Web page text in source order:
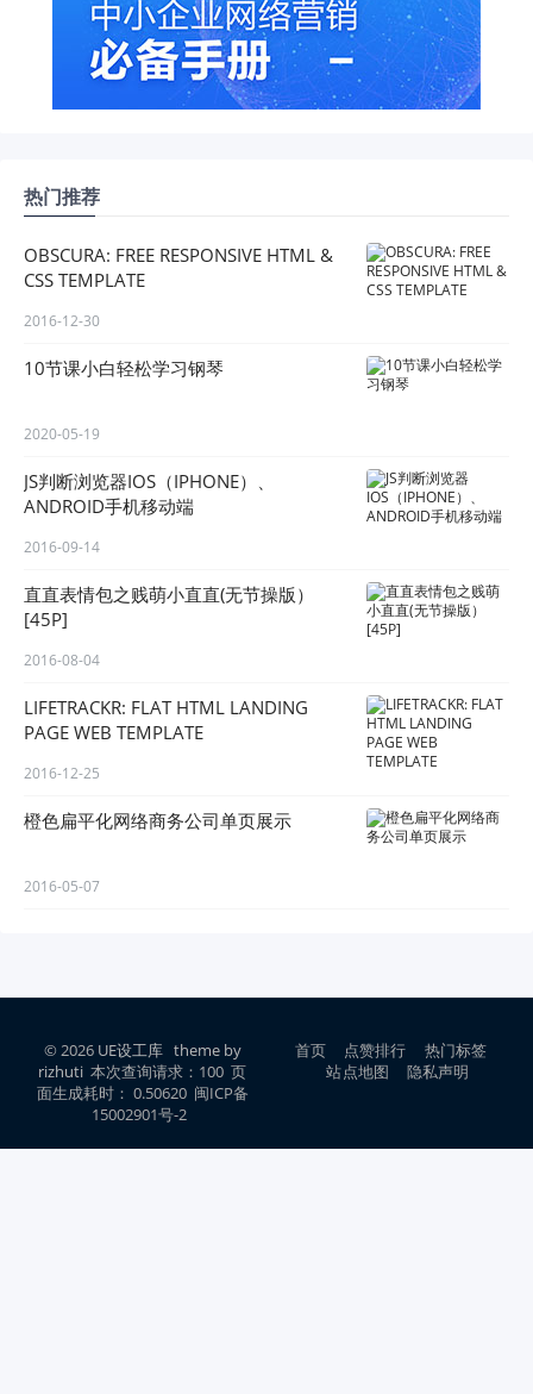
热门推荐
OBSCURA: FREE RESPONSIVE HTML &
CSS TEMPLATE
2016-12-30
10节课小白轻松学习钢琴
2020-05-19
JS判断浏览器IOS（IPHONE）、
ANDROID手机移动端
2016-09-14
直直表情包之贱萌小直直(无节操版）
[45P]
2016-08-04
LIFETRACKR: FLAT HTML LANDING
PAGE WEB TEMPLATE
2016-12-25
橙色扁平化网络商务公司单页展示
2016-05-07
© 2026 UE设工库 theme by
rizhuti 本次查询请求：100 页
面生成耗时： 0.50620 闽ICP备
15002901号-2
首页 点赞排行
热门标签
站点地图
隐私声明